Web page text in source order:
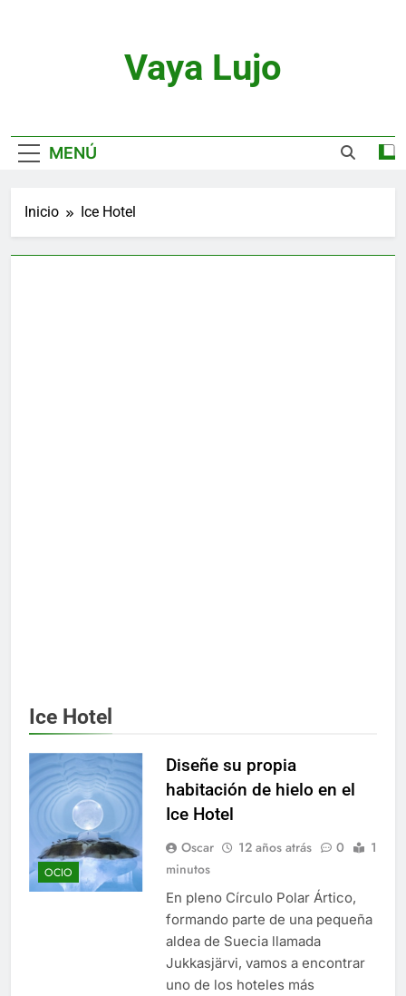
Vaya Lujo
MENÚ
Inicio Ice Hotel
Ice Hotel
OCIO
Diseñe su propia
habitación de hielo en el
Ice Hotel
Oscar 12 años atrás 0
1
minutos
En pleno Círculo Polar Ártico,
formando parte de una pequeña
aldea de Suecia llamada
Jukkasjärvi, vamos a encontrar
uno de los hoteles más